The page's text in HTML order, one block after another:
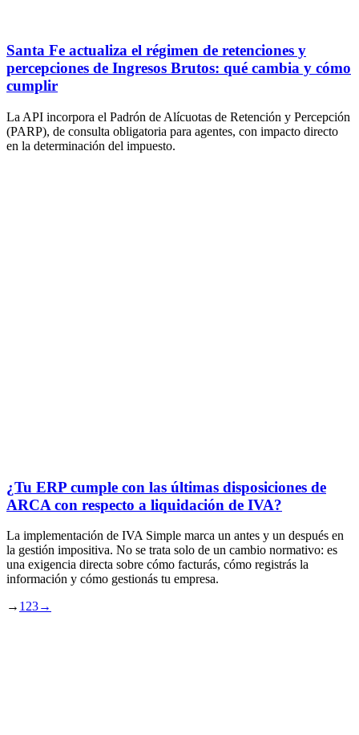
Santa Fe actualiza el régimen de retenciones y
percepciones de Ingresos Brutos: qué cambia y cómo
cumplir
La API incorpora el Padrón de Alícuotas de Retención y Percepción
(PARP), de consulta obligatoria para agentes, con impacto directo
en la determinación del impuesto.
¿Tu ERP cumple con las últimas disposiciones de
ARCA con respecto a liquidación de IVA?
La implementación de IVA Simple marca un antes y un después en
la gestión impositiva. No se trata solo de un cambio normativo: es
una exigencia directa sobre cómo facturás, cómo registrás la
información y cómo gestionás tu empresa.
→ 1 23→